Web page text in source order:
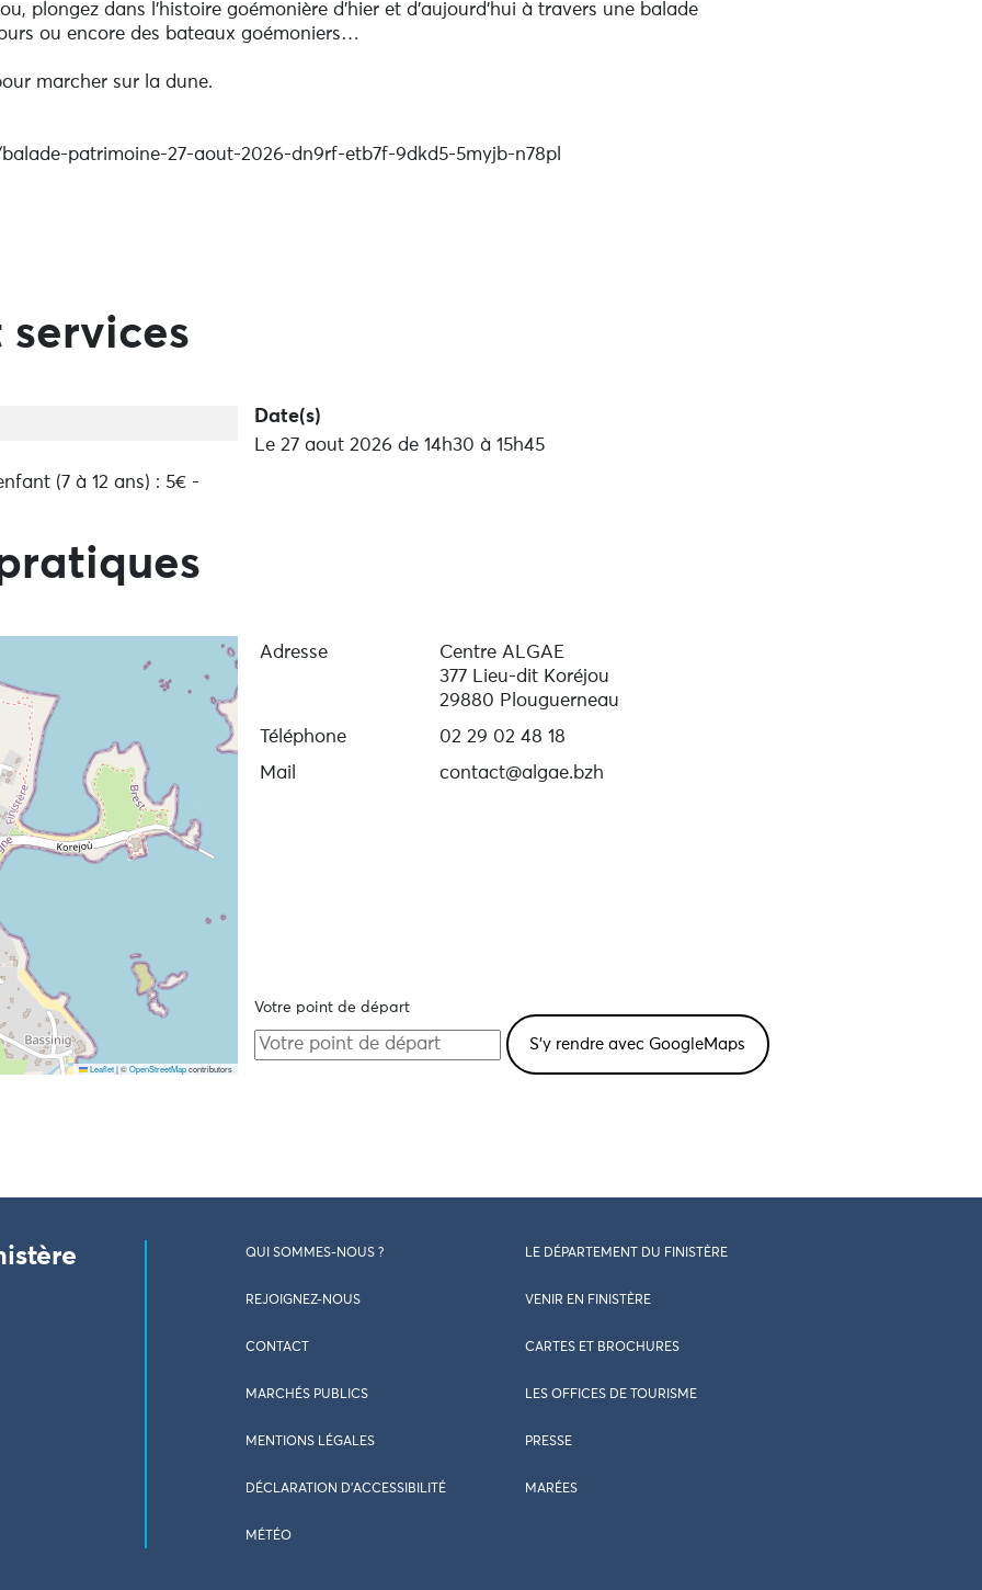
plongez dans l’histoire goémonière d’hier et d’aujourd’hui à travers une balade
ou encore des bateaux goémoniers…
marcher sur la dune.
patrimoine-27-aout-2026-dn9rf-etb7f-9dkd5-5myjb-n78pl
(7 à 12 ans) : 5€ -
Date(s)
Le 27 aout 2026 de 14h30 à 15h45
Leaflet |©OpenStreetMapcontributors
Adresse
Centre ALGAE
377 Lieu-dit Koréjou
29880 Plouguerneau
Téléphone
02 29 02 48 18
Mail
contact@algae.bzh
Votre point de départ
QUI SOMMES-NOUS ? LE DÉPARTEMENT DU FINISTÈRE
REJOIGNEZ-NOUS VENIR EN FINISTÈRE
CONTACT CARTES ET BROCHURES
MARCHÉS PUBLICS LES OFFICES DE TOURISME
MENTIONS LÉGALES PRESSE
DÉCLARATION D’ACCESSIBILITÉ MARÉES
MÉTÉO